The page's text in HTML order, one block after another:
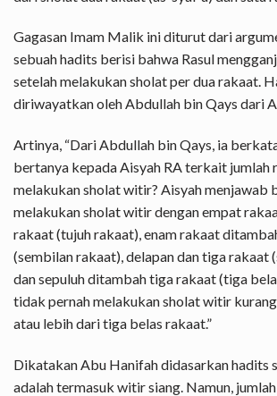
Gagasan Imam Malik ini diturut dari
sebuah hadits berisi bahwa Rasul
setelah melakukan sholat per dua rakaat.
diriwayatkan oleh Abdullah bin Qays dari
Artinya, “Dari Abdullah bin Qays, ia
bertanya kepada Aisyah RA terkait jumlah
melakukan sholat witir? Aisyah menjawab
melakukan sholat witir dengan empat
rakaat (tujuh rakaat), enam rakaat
(sembilan rakaat), delapan dan tiga rakaat
dan sepuluh ditambah tiga rakaat (tiga
tidak pernah melakukan sholat witir
atau lebih dari tiga belas rakaat.”
Dikatakan Abu Hanifah didasarkan hadits
adalah termasuk witir siang. Namun,